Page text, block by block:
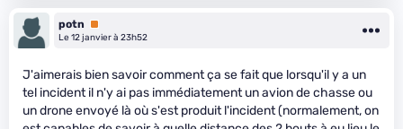
potn
Premium
Le 12 janvier à 23h52
J'aimerais bien savoir comment ça se fait que lorsqu'il y a un
tel incident il n'y ai pas immédiatement un avion de chasse ou
un drone envoyé là où s'est produit l'incident (normalement, on